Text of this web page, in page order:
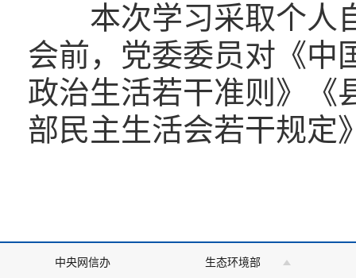
本次学习采取个人自
会前，党委委员对《中
政治生活若干准则》《
部民主生活会若干规定
中央网信办 生态环境部